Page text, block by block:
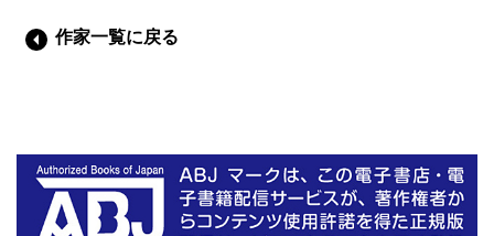
作家一覧に戻る